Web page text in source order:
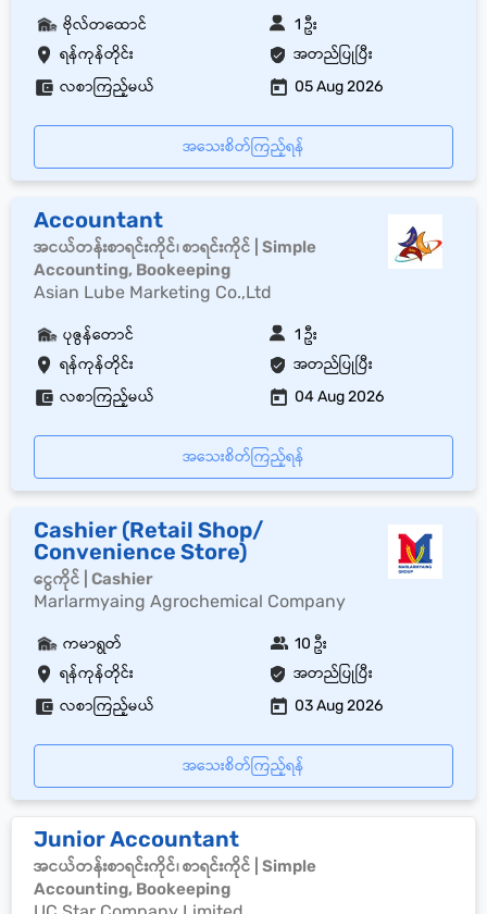
ရန်ကုန်တိုင်း အတည်ပြုပြီး
ဗိုလ်တထောင် 1 ဦး
လစာကြည့်မယ် 05 Aug 2026
အသေးစိတ်ကြည့်ရန်
Accountant
အငယ်တန်းစာရင်းကိုင်၊ စာရင်းကိုင် | Simple
Accounting, Bookeeping
Asian Lube Marketing Co.,Ltd
ရန်ကုန်တိုင်း အတည်ပြုပြီး
ပုဇွန်တောင် 1 ဦး
လစာကြည့်မယ် 04 Aug 2026
အသေးစိတ်ကြည့်ရန်
Cashier (Retail Shop/
Convenience Store)
ငွေကိုင် | Cashier
Marlarmyaing Agrochemical Company
ရန်ကုန်တိုင်း အတည်ပြုပြီး
ကမာရွတ် 10 ဦး
လစာကြည့်မယ် 03 Aug 2026
အသေးစိတ်ကြည့်ရန်
Junior Accountant
အငယ်တန်းစာရင်းကိုင်၊ စာရင်းကိုင် | Simple
Accounting, Bookeeping